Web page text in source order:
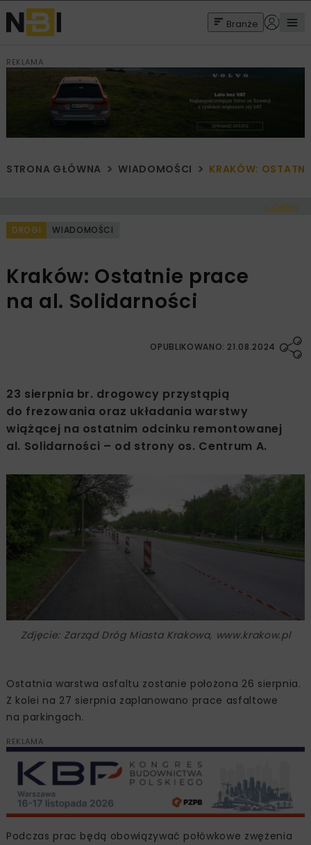
Branże
REKLAMA
STRONA GŁÓWNA WIADOMOŚCI KRAKÓW:
< Cofnij
DROGI WIADOMOŚCI
Kraków: Ostatnie prace
na al. Solidarności
OPUBLIKOWANO: 21.08.2024
23 sierpnia br. drogowcy przystąpią
do frezowania oraz układania warstwy
wiążącej na ostatnim odcinku remontowanej
al. Solidarności – od strony os. Centrum A.
Zdjęcie: Zarząd Dróg Miasta Krakowa, www.krakow.pl
Ostatnia warstwa asfaltu zostanie położona 26 sierpnia.
Z kolei na 27 sierpnia zaplanowano prace asfaltowe
na parkingach.
REKLAMA
Podczas prac będą obowiązywać połówkowe zwężenia